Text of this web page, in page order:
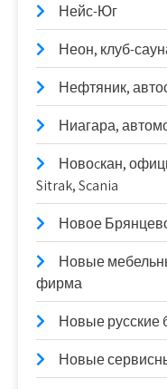
Нейс-Юг
Неон, клуб-
Нефтяник,
Ниагара,
Новоcкан,
Sitrak, Scania
Новое
Новые
фирма
Новые русские
Новые